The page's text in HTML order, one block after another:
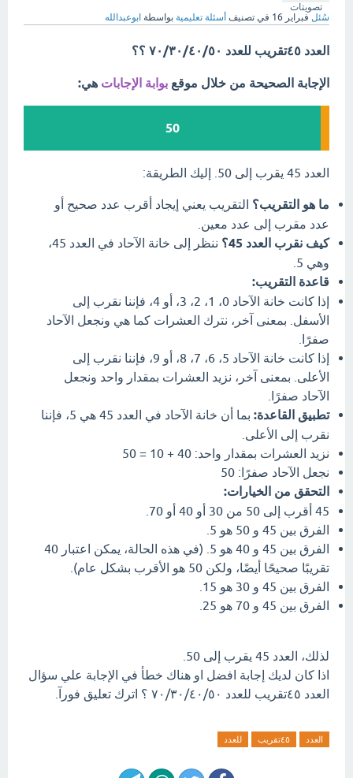
تصويتات
سُئل فبراير 16 في تصنيف أسئلة تعليمية بواسطة ابوعبدالله
العدد ٤٥تقريب للعدد ٧٠/٣٠/٤٠/٥٠ ؟؟
الإجابة الصحيحة من خلال موقع بوابة الإجابات هي:
50
العدد 45 يقرب إلى 50. إليك الطريقة:
ما هو التقريب؟ التقريب يعني إيجاد أقرب عدد صحيح أو
عدد مقرب إلى عدد معين.
كيف نقرب العدد 45؟
ننظر إلى خانة الآحاد في العدد 45،
وهي 5.
قاعدة التقريب:
إذا كانت خانة الآحاد 0، 1، 2، 3، أو 4، فإننا نقرب إلى
الأسفل. بمعنى آخر، نترك العشرات كما هي ونجعل الآحاد
صفرًا.
إذا كانت خانة الآحاد 5، 6، 7، 8، أو 9، فإننا نقرب إلى
الأعلى. بمعنى آخر، نزيد العشرات بمقدار واحد ونجعل
الآحاد صفرًا.
تطبيق القاعدة:
بما أن خانة الآحاد في العدد 45 هي 5، فإننا
نقرب إلى الأعلى.
نزيد العشرات بمقدار واحد: 40 + 10 = 50
نجعل الآحاد صفرًا: 50
التحقق من الخيارات:
45 أقرب إلى 50 من 30 أو 40 أو 70.
الفرق بين 45 و 50 هو 5.
الفرق بين 45 و 40 هو 5. (في هذه الحالة، يمكن اعتبار 40
تقريبًا صحيحًا أيضًا، ولكن 50 هو الأقرب بشكل عام).
الفرق بين 45 و 30 هو 15.
الفرق بين 45 و 70 هو 25.
لذلك، العدد 45 يقرب إلى 50.
اذا كان لديك إجابة افضل او هناك خطأ في الإجابة علي سؤال
العدد ٤٥تقريب للعدد ٧٠/٣٠/٤٠/٥٠ ؟ اترك تعليق فورآ.
العدد ٤٥تقريب للعدد